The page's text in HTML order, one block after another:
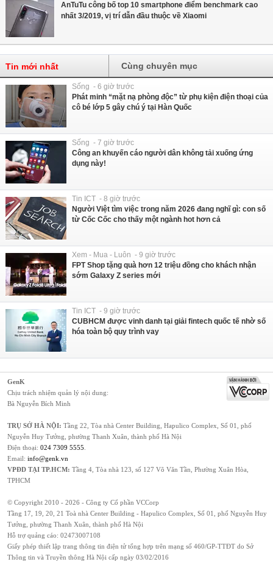
AnTuTu công bố top 10 smartphone điểm benchmark cao
nhất 3/2019, vị trí dẫn đầu thuộc về Xiaomi
Tin mới nhất Cùng chuyên mục
Sống - 6 giờ trước
Phát minh “mặt nạ phòng độc” từ phụ kiện điện thoại của
cô bé lớp 5 gây chú ý tại Hàn Quốc
Sống - 7 giờ trước
Công an khuyến cáo người dân không tải xuống ứng
dụng này!
Tin ICT - 8 giờ trước
Người Việt tìm việc trong năm 2026 đang nghĩ gì: con số
từ Cốc Cốc cho thấy một ngành hot hơn cả
Xem - Mua - Luôn - 9 giờ trước
FPT Shop tặng quà hơn 12 triệu đồng cho khách nhận
sớm Galaxy Z series mới
Tin ICT - 9 giờ trước
CUBHCM được vinh danh tại giải fintech quốc tế nhờ số
hóa toàn bộ quy trình vay
GenK
Chịu trách nhiệm quản lý nội dung:
Bà Nguyễn Bích Minh
TRỤ SỞ HÀ NỘI: Tầng 22, Tòa nhà Center Building, Hapulico Complex, Số 01, phố
Nguyễn Huy Tưởng, phường Thanh Xuân, thành phố Hà Nội
Điện thoại: 024 7309 5555.
Email: info@genk.vn
VPĐD TẠI TP.HCM: Tầng 4, Tòa nhà 123, số 127 Võ Văn Tần, Phường Xuân Hòa,
TPHCM
© Copyright 2010 - 2026 - Công ty Cổ phần VCCorp
Tầng 17, 19, 20, 21 Toà nhà Center Building - Hapulico Complex, Số 01, phố Nguyễn Huy
Tưởng, phường Thanh Xuân, thành phố Hà Nội
Hỗ trợ quảng cáo: 02473007108
Giấy phép thiết lập trang thông tin điện tử tổng hợp trên mạng số 460/GP-TTĐT do Sở
Thông tin và Truyền thông Hà Nội cấp ngày 03/02/2016